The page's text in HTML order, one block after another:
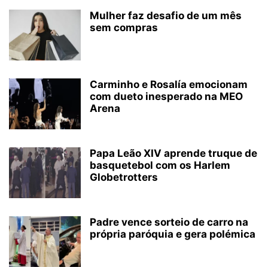
Mulher faz desafio de um mês
sem compras
Carminho e Rosalía emocionam
com dueto inesperado na MEO
Arena
Papa Leão XIV aprende truque de
basquetebol com os Harlem
Globetrotters
Padre vence sorteio de carro na
própria paróquia e gera polémica